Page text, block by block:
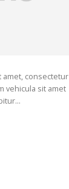
amet, consectetur
vehicula sit amet